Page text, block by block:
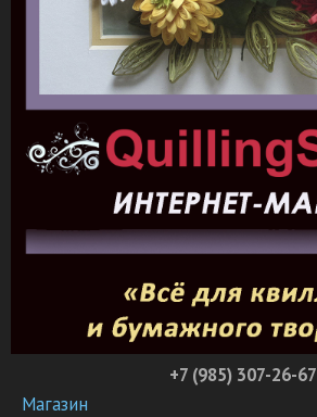
+7 (985) 307-26-67
Магазин